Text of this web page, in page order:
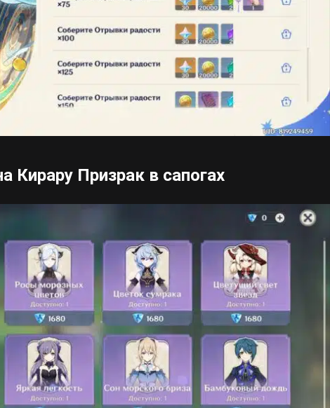
Кирару Призрак в сапогах